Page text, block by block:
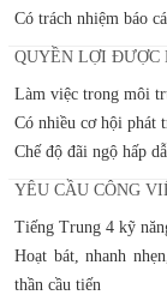
Có trách nhiệm báo
QUYỀN LỢI ĐƯỢC
Làm việc trong môi
Có nhiều cơ hội phát
Chế độ đãi ngộ hấp
YÊU CẦU CÔNG
Tiếng Trung 4 kỹ
Hoạt bát, nhanh
thần cầu tiến